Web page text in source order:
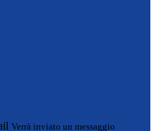
Verrà inviato un messaggio